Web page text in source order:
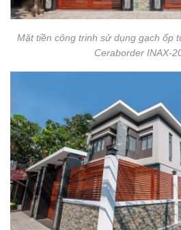
Mặt tiền công trinh sử dụng gạch ốp
Ceraborder INAX-